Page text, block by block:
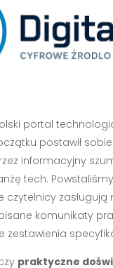
portal
postawił
informacyjny
tech.
czytelnicy zasługują
komunikaty
zestawienia
praktyczne